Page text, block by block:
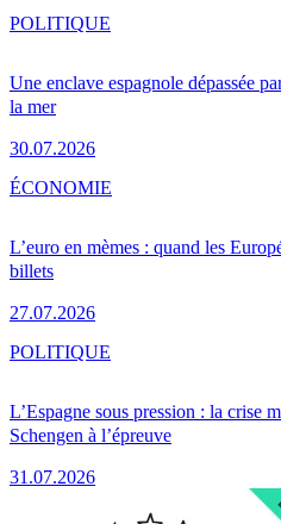
Une enclave espagnole dépassée
la mer
30.07.2026
POLITIQUE
L’euro en mèmes : quand les
billets
27.07.2026
ÉCONOMIE
L’Espagne sous pression : la crise
Schengen à l’épreuve
31.07.2026
POLITIQUE